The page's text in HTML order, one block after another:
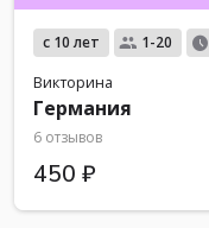
с 10 лет 1-20
Викторина
Германия
6 отзывов
450 ₽